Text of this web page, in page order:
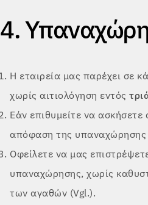
4.
Η εταιρεία μας παρέχει σε
χωρίς αιτιολόγηση εντός
Εάν επιθυμείτε να
απόφαση της υπαναχώρησης
Οφείλετε να μας
υπαναχώρησης, χωρίς
των αγαθών (Vgl.).